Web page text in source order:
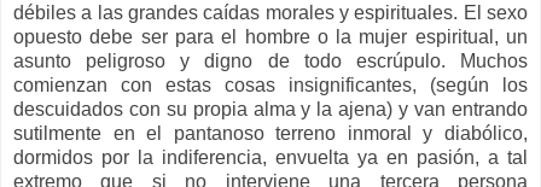
débiles a las grandes caídas morales y espirituales. El sexo
opuesto debe ser para el hombre o la mujer espiritual, un
asunto peligroso y digno de todo escrúpulo. Muchos
comienzan con estas cosas insignificantes, (según los
descuidados con su propia alma y la ajena) y van entrando
sutilmente en el pantanoso terreno inmoral y diabólico,
dormidos por la indiferencia, envuelta ya en pasión, a tal
extremo que si no interviene una tercera persona